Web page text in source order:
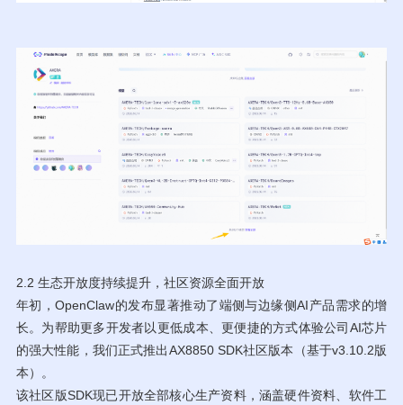
2.2 生态开放度持续提升，社区资源全面开放
年初，OpenClaw的发布显著推动了端侧与边缘侧AI产品需求的增
长。为帮助更多开发者以更低成本、更便捷的方式体验公司AI芯片
的强大性能，我们正式推出AX8850 SDK社区版本（基于v3.10.2版
本）。
该社区版SDK现已开放全部核心生产资料，涵盖硬件资料、软件工